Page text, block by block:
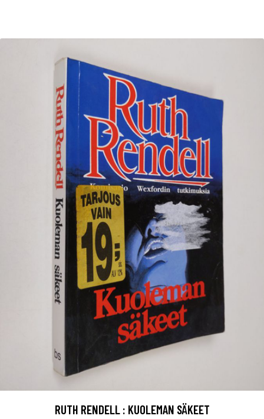
RUTH RENDELL : KUOLEMAN SÄKEET